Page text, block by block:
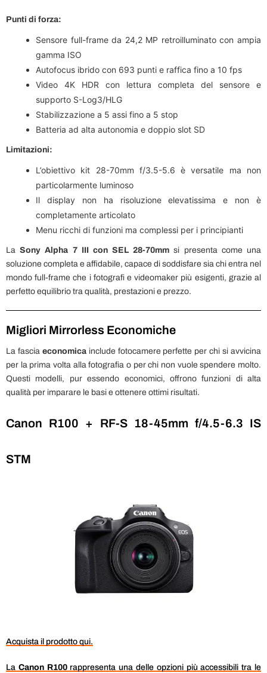
Punti di forza:
Sensore full-frame da 24,2 MP retroilluminato con ampia
gamma ISO
Autofocus ibrido con 693 punti e raffica fino a 10 fps
Video 4K HDR con lettura completa del sensore e
supporto S-Log3/HLG
Stabilizzazione a 5 assi fino a 5 stop
Batteria ad alta autonomia e doppio slot SD
Limitazioni:
L’obiettivo kit 28-70mm f/3.5-5.6 è versatile ma non
particolarmente luminoso
Il display non ha risoluzione elevatissima e non è
completamente articolato
Menu ricchi di funzioni ma complessi per i principianti
LaSony Alpha 7 III con SEL 28-70mm si presenta come una
soluzione completa e affidabile, capace di soddisfare sia chi entra nel
mondo full-frame che i fotografi e videomaker più esigenti, grazie al
perfetto equilibrio tra qualità, prestazioni e prezzo.
Migliori Mirrorless Economiche
La fascia economicainclude fotocamere perfette per chi si avvicina
per la prima volta alla fotografia o per chi non vuole spendere molto.
Questi modelli, pur essendo economici, offrono funzioni di alta
qualità per imparare le basi e ottenere ottimi risultati.
Canon R100 + RF-S 18-45mm f/4.5-6.3 IS
STM
Acquista il prodotto qui.
La Canon R100rappresenta una delle opzioni più accessibili tra le